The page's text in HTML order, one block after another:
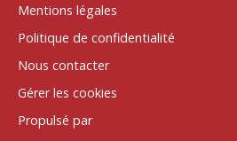
Mentions légales
Politique de confidentialité
Nous contacter
Gérer les cookies
Propulsé par